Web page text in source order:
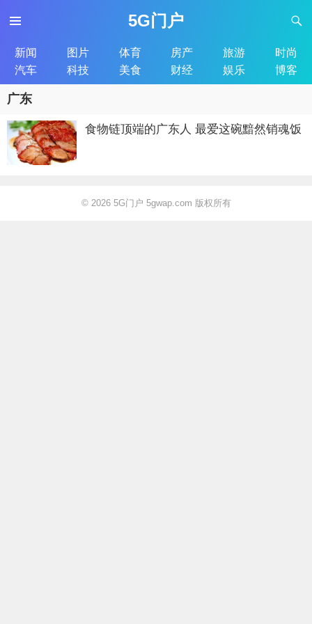
5G门户
新闻 图片 体育 房产 旅游
时尚
汽车
科技 美食 财经 娱乐 博客
广东
食物链顶端的广东人 最爱这碗黯然销魂饭
© 2026 5G门户 5gwap.com 版权所有